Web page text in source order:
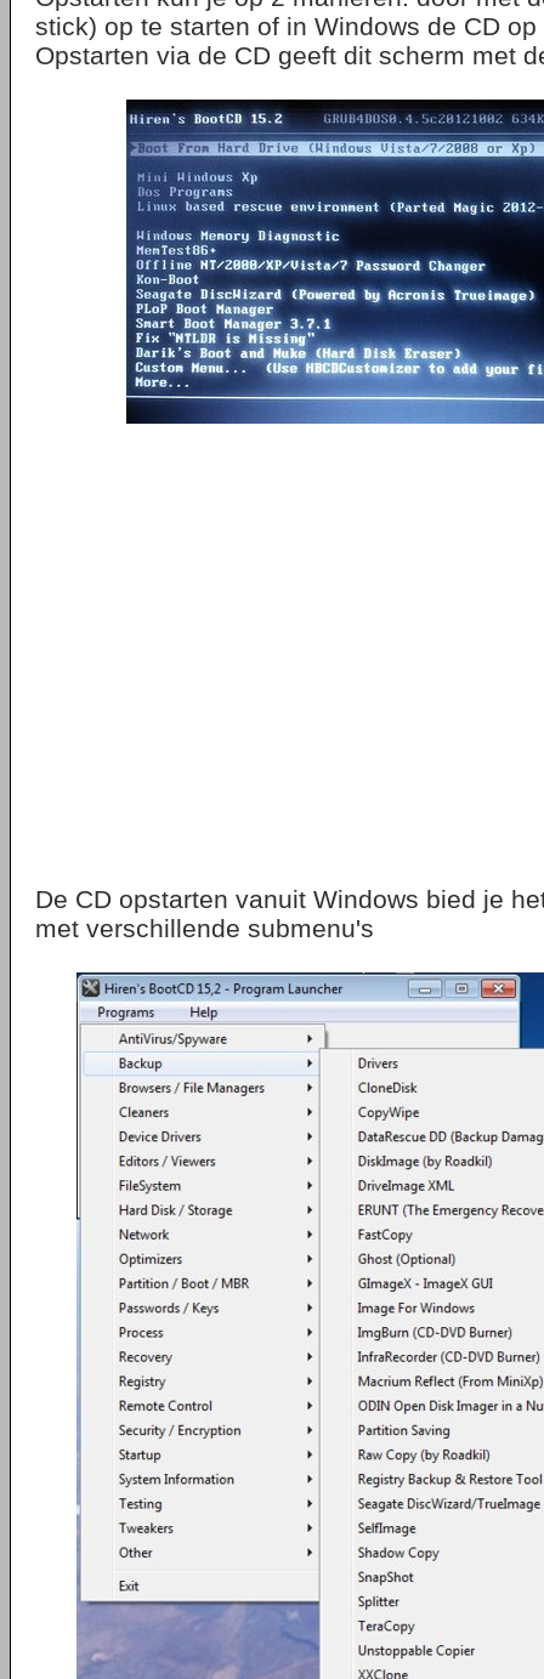
stick) op te starten of in Windows de CD
Opstarten via de CD geeft dit scherm met
De CD opstarten vanuit Windows bied je
met verschillende submenu's